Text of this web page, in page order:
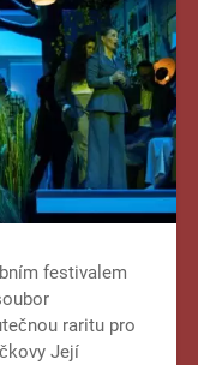
festivalem
raritu pro
Její